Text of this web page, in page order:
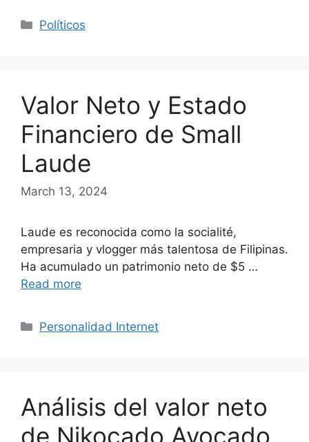
Categories
Políticos
Valor Neto y Estado
Financiero de Small
Laude
March 13, 2024
Laude es reconocida como la socialité,
empresaria y vlogger más talentosa de Filipinas.
Ha acumulado un patrimonio neto de $5 …
Read more
Categories
Personalidad Internet
Análisis del valor neto
de Nikocado Avocado